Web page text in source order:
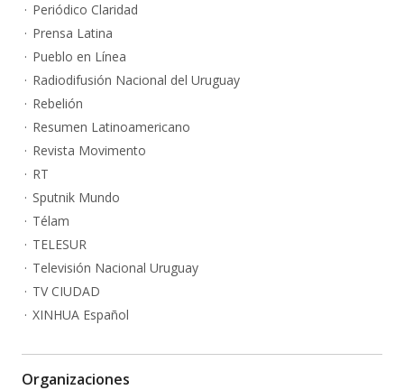
Periódico Claridad
Prensa Latina
Pueblo en Línea
Radiodifusión Nacional del Uruguay
Rebelión
Resumen Latinoamericano
Revista Movimento
RT
Sputnik Mundo
Télam
TELESUR
Televisión Nacional Uruguay
TV CIUDAD
XINHUA Español
Organizaciones